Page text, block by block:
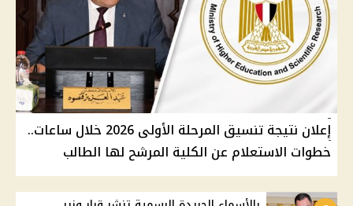
إعلان نتيجة تنسيق المرحلة الأولى 2026 خلال ساعات..
خطوات الاستعلام عن الكلية المرشح لها الطالب